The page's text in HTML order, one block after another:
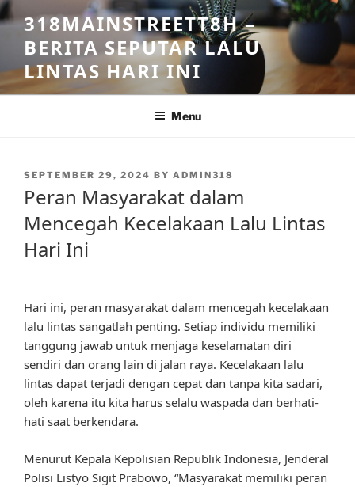
Skip
to
content
318MAINSTREETT8H –
BERITA SEPUTAR LALU
LINTAS HARI INI
Menu
POSTED
SEPTEMBER 29, 2024 BY ADMIN318
Peran Masyarakat dalam
Mencegah Kecelakaan Lalu Lintas
Hari Ini
Hari ini, peran masyarakat dalam mencegah kecelakaan
lalu lintas sangatlah penting. Setiap individu memiliki
tanggung jawab untuk menjaga keselamatan diri
sendiri dan orang lain di jalan raya. Kecelakaan lalu
lintas dapat terjadi dengan cepat dan tanpa kita sadari,
oleh karena itu kita harus selalu waspada dan berhati-
hati saat berkendara.
Menurut Kepala Kepolisian Republik Indonesia, Jenderal
Polisi Listyo Sigit Prabowo, “Masyarakat memiliki peran